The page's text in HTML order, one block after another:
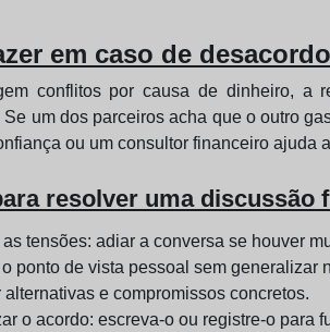
em caso de desacordo
conflitos por causa de dinheiro, a
um dos parceiros acha que o outro
ou um consultor financeiro ajuda
resolver uma discussão
tensões: adiar a conversa se houver
ponto de vista pessoal sem generalizar
alternativas e compromissos concretos.
o acordo: escreva-o ou registre-o para